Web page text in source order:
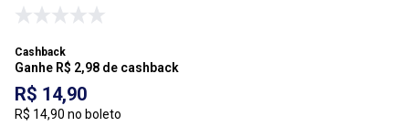
Cashback
Ganhe R$ 2,98 de cashback
R$ 14,90
R$ 14,90 no boleto